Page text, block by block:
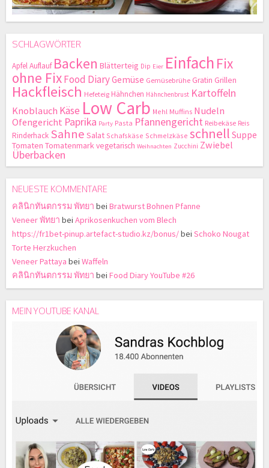
SCHLAGWÖRTER
ApfelAuflauf Backen Blätterteig Dip Eier Einfach Fix
ohne FixFood DiaryGemüse Gemüsebrühe Gratin Grillen
Hackfleisch Hefeteig Hähnchen Hähnchenbrust Kartoffeln
Knoblauch Käse Low Carb Mehl Muffins Nudeln
Ofengericht Paprika Party Pasta Pfannengericht Reibekäse Reis
Rinderhack Sahne Salat Schafskäse Schmelzkäse schnell Suppe
Tomaten Tomatenmarkvegetarisch Weihnachten Zucchini Zwiebel
Überbacken
NEUESTE KOMMENTARE
คลินิกทันตกรรม พัทยา bei Bratwurst Bohnen Pfanne
Veneer พัทยา bei Aprikosenkuchen vom Blech
https://fr1bet-pinup.artefact-studio.kz/bonus/bei Schoko Nougat
Torte Herzkuchen
Veneer Pattaya bei Waffeln
คลินิกทันตกรรม พัทยา bei Food Diary YouTube #26
MEIN YOUTUBE KANAL